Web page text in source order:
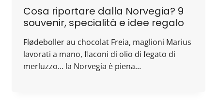
Cosa riportare dalla Norvegia? 9
souvenir, specialità e idee regalo
Flødeboller au chocolat Freia, maglioni Marius
lavorati a mano, flaconi di olio di fegato di
merluzzo… la Norvegia è piena…